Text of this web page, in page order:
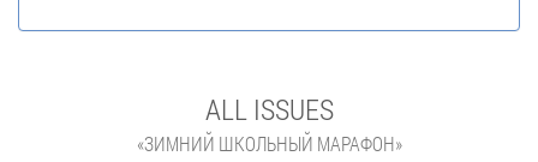
ALL ISSUES
«ЗИМНИЙ ШКОЛЬНЫЙ МАРАФОН»